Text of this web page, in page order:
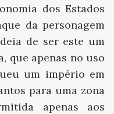
dos Estados
da personagem
de ser este um
que apenas no uso
um império em
para uma zona
apenas aos